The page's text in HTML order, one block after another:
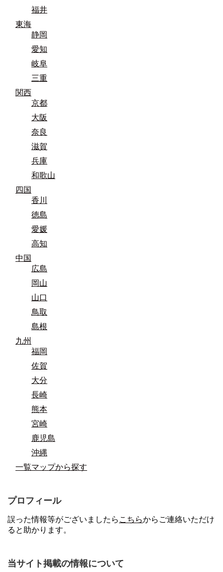
福井
東海
静岡
愛知
岐阜
三重
関西
京都
大阪
奈良
滋賀
兵庫
和歌山
四国
香川
徳島
愛媛
高知
中国
広島
岡山
山口
鳥取
島根
九州
福岡
佐賀
大分
長崎
熊本
宮崎
鹿児島
沖縄
一覧マップから探す
プロフィール
誤った情報等がございましたら こちらからご連絡いただけ
ると助かります。
当サイト掲載の情報について